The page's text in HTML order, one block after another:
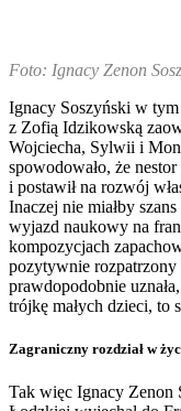
Foto: Ignacy Zenon
Ignacy Soszyński w tym
z Zofią Idzikowską
Wojciecha, Sylwii i
spowodowało, że
i postawił na rozwój
Inaczej nie miałby
wyjazd naukowy na
kompozycjach
pozytywnie rozpatrzony
prawdopodobnie
trójkę małych dzieci, to
Zagraniczny rozdział w
Tak więc Ignacy Zenon